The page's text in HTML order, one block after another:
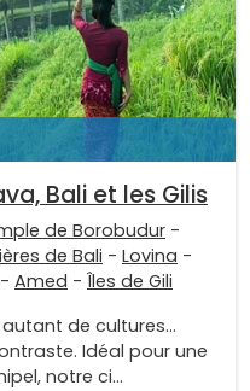
Bali et les Gilis
de Borobudur -
de Bali - Lovina -
- Amed - Îles de Gili
autant de cultures…
Idéal pour une
notre ci...